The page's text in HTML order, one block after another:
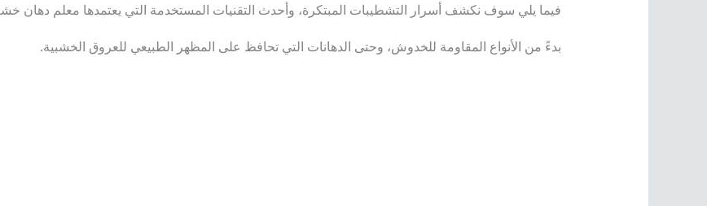
فيما يلي سوف نكشف أسرار التشطيبات المبتكرة، وأحدث التقنيات المستخدمة التي يعتمدها معلم دهان
بدءً من الأنواع المقاومة للخدوش، وحتى الدهانات التي تحافظ على المظهر الطبيعي للعروق الخشبية.